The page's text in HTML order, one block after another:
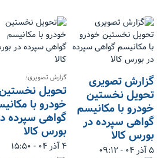
گزارش تصویری
تحویل نخستین
خودرو با مکانیسم
گواهی سپرده در
بورس کالا
۵ آذر ۰۴ - ۰۹:۱۲
گزارش تصویری؛
تحویل
خودرو با
گواهی سپرده
بورس کالا
۴ آذر ۰۴ - ۱۵:۵۰